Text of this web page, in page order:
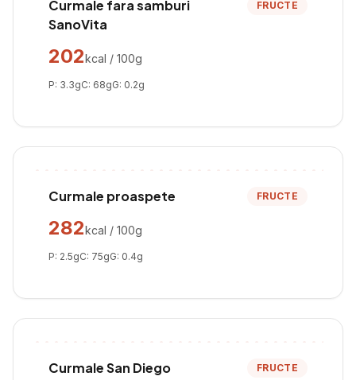
Curmale fara samburi
SanoVita
FRUCTE
202kcal / 100g
P: 3.3gC: 68gG: 0.2g
Curmale proaspete FRUCTE
282kcal / 100g
P: 2.5gC: 75gG: 0.4g
Curmale San Diego FRUCTE